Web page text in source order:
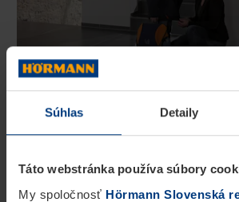
Súhlas Detaily
Táto webstránka používa súbory
My spoločnosť Hörmann Slovenská
Bezpečné dvere do bytu
Hörmann WAT to bude pre Vás ten